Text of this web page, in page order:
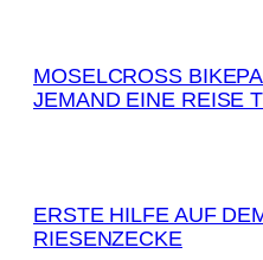
MOSELCROSS
JEMAND EINE REISE
ERSTE HILFE AUF
RIESENZECKE